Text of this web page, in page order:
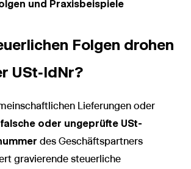
und Praxisbeispiele
Folgen drohen
USt‑IdNr?
Lieferungen oder
falsche oder ungeprüfte USt-
des Geschäftspartners
gravierende steuerliche
um Beglaubigt.de-Nutzern und
Cookie Einstellungen